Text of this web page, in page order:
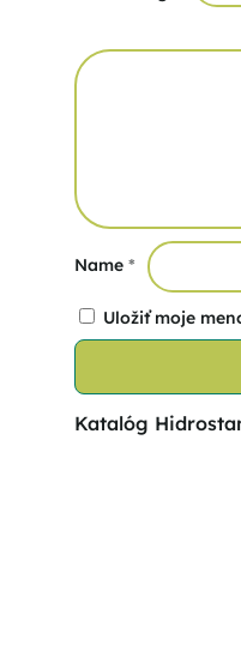
Name *
Uložiť moje
Katalóg